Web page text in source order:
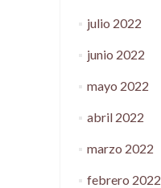
julio 2022
junio 2022
mayo 2022
abril 2022
marzo 2022
febrero 2022